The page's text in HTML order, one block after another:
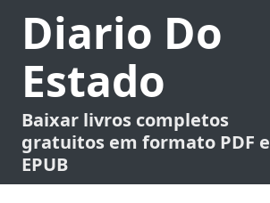
Diario Do
Estado
Baixar livros completos
gratuitos em formato PDF e
EPUB